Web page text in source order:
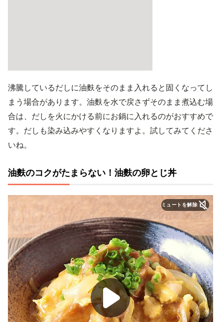
沸騰しているだしに油麩をそのまま入れると固くなってし
まう場合があります。油麩を水で戻さずそのまま煮込む場
合は、だしを火にかける前にお鍋に入れるのがおすすめで
す。だしも染み込みやすくなりますよ。試してみてくださ
いね。
油麩のコクがたまらない！油麩の卵とじ丼
ミュートを解除